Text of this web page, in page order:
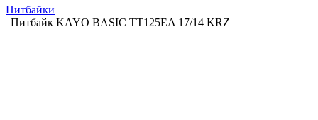
Питбайки
Питбайк KAYO BASIC TT125EA 17/14 KRZ